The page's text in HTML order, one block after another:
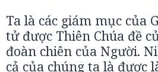
Ta là các giám mục của
tử được Thiên Chúa đề
đoàn chiên của Người.
cả của chúng ta là được